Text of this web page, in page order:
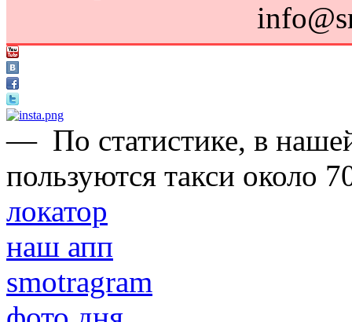
— По статистике, в
пользуются такси около
локатор
наш апп
smotragram